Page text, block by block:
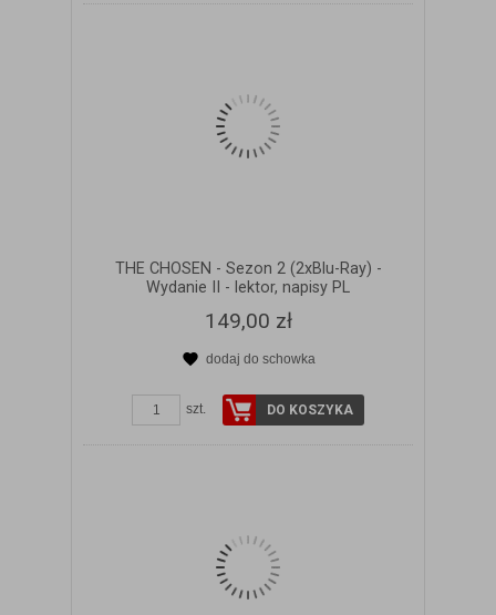
THE CHOSEN - Sezon 2 (2xBlu-Ray) -
Wydanie II - lektor, napisy PL
149,00 zł
dodaj do schowka
szt. DO KOSZYKA